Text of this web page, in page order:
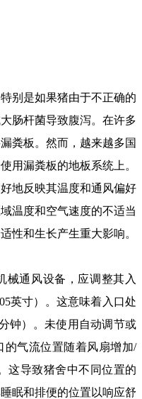
是如果猪由于不正确的
肠杆菌导致腹泻。在许多
粪板。然而，越来越多国
用漏粪板的地板系统上。
地反映其温度和通风偏好
温度和空气速度的不适当
性和生长产生重大影响。
通风设备，应调整其入
英寸）。这意味着入口处
钟）。未使用自动调节或
的气流位置随着风扇增加/
这导致猪舍中不同位置的
眠和排便的位置以响应舒